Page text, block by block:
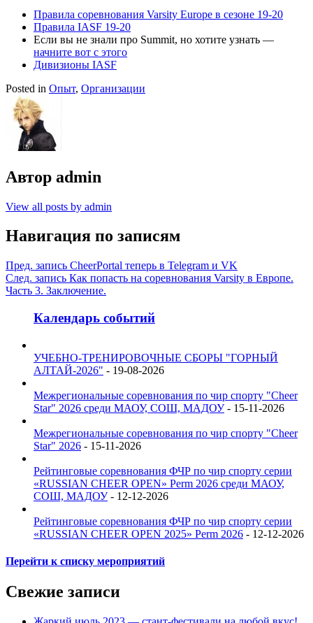
Правила соревнования Varsity Europe в сезоне 19-20
Правила IASF 19-20
Если вы не знали про Summit, но хотите узнать —
начните вот с этого
Дивизионы IASF
Posted in Опыт, Организации
Автор admin
View all posts by admin
Навигация по записям
Пред. запись CheerPortal теперь в Telegram и VK
След. запись Как попасть на соревнования Varsity в Европе.
Часть 3. Заключение.
Календарь событий
УЧЕБНО-ТРЕНИРОВОЧНЫЕ СБОРЫ "ГОРНЫЙ
АЛТАЙ-2026" - 19-08-2026
Межрегиональные соревнования по чир спорту "Cheer
Star" 2026 среди МАОУ, СОШ, МАДОУ- 15-11-2026
Межрегиональные соревнования по чир спорту "Cheer
Star" 2026 - 15-11-2026
Рейтинговые соревнования ФЧР по чир спорту серии
«RUSSIAN CHEER OPEN» Perm 2026 среди МАОУ,
СОШ, МАДОУ- 12-12-2026
Рейтинговые соревнования ФЧР по чир спорту серии
«RUSSIAN CHEER OPEN 2025» Perm 2026 - 12-12-2026
Перейти к списку мероприятий
Свежие записи